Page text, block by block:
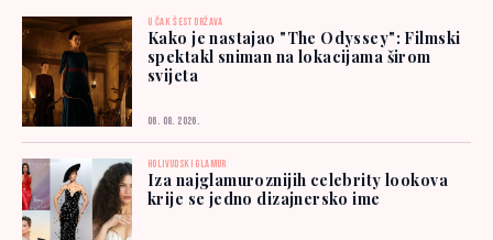
U ČAK ŠEST DRŽAVA
Kako je nastajao "The Odyssey": Filmski
spektakl sniman na lokacijama širom
svijeta
06. 08. 2026.
HOLIVUDSKI GLAMUR
Iza najglamuroznijih celebrity lookova
krije se jedno dizajnersko ime